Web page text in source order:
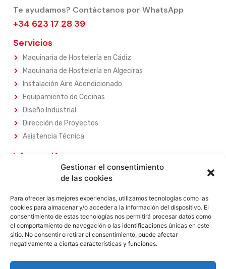
Gestionar el consentimiento
de las cookies
Para ofrecer las mejores experiencias, utilizamos tecnologías como las
cookies para almacenar y/o acceder a la información del dispositivo. El
consentimiento de estas tecnologías nos permitirá procesar datos como
el comportamiento de navegación o las identificaciones únicas en este
sitio. No consentir o retirar el consentimiento, puede afectar
negativamente a ciertas características y funciones.
Te ayudamos? Contáctanos por WhatsApp
+34 623 17 28 39
Servicios
Maquinaria de Hostelería en Cádiz
Maquinaria de Hostelería en Algeciras
Instalación Aire Acondicionado
Equipamiento de Cocinas
Diseño Industrial
Dirección de Proyectos
Asistencia Técnica
Información
Sobre Nosotros
Nuestros Servicios
Nuestros Productos
Contacta con Nosotros
Legal
Aviso Legal